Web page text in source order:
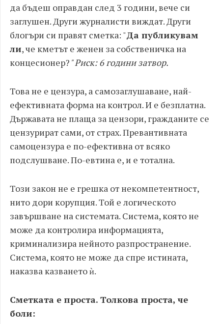
да бъдеш оправдан след 3 години, вече си
заглушен. Други журналисти виждат. Други
блогъри си правят сметка: "Да публикувам
ли, че кметът е женен за собственичка на
концесионер? " Риск: 6 години затвор.
Това не е цензура, а самозаглушаване, най-
ефективната форма на контрол. И е безплатна.
Държавата не плаща за цензори, гражданите се
цензурират сами, от страх. Превантивната
самоцензура е по-ефективна от всяко
подслушване. По-евтина е, и е тотална.
Този закон не е грешка от некомпетентност,
нито дори корупция. Той е логическото
завършване на системата. Система, която не
може да контролира информацията,
криминализира нейното разпространение.
Система, която не може да спре истината,
наказва казването ѝ.
Сметката е проста. Толкова проста, че
боли: